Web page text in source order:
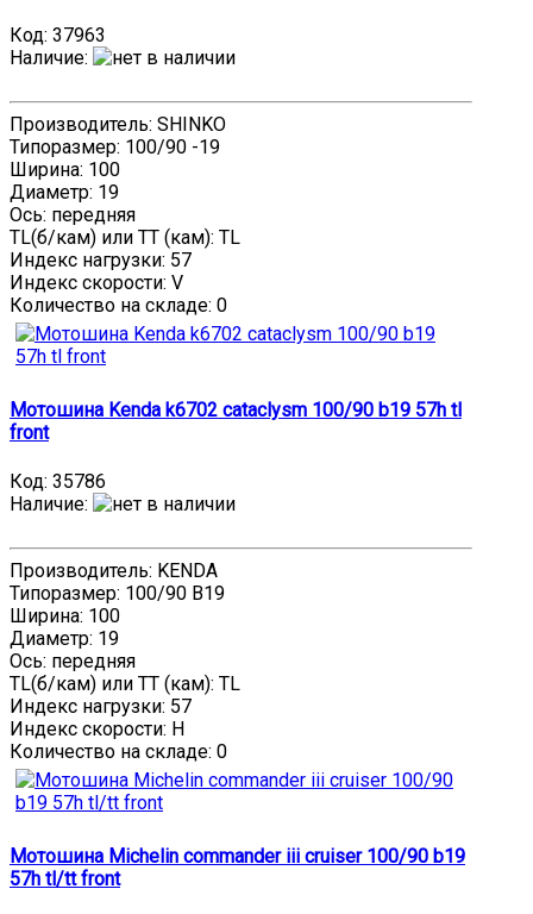
Код: 37963
Наличие:
Производитель: SHINKO
Типоразмер: 100/90 -19
Ширина: 100
Диаметр: 19
Ось: передняя
TL(б/кам) или TT (кам): TL
Индекс нагрузки: 57
Индекс скорости: V
Количество на складе: 0
Мотошина Kenda k6702 cataclysm 100/90 b19 57h tl
front
Код: 35786
Наличие:
Производитель: KENDA
Типоразмер: 100/90 B19
Ширина: 100
Диаметр: 19
Ось: передняя
TL(б/кам) или TT (кам): TL
Индекс нагрузки: 57
Индекс скорости: H
Количество на складе: 0
Мотошина Michelin commander iii cruiser 100/90 b19
57h tl/tt front